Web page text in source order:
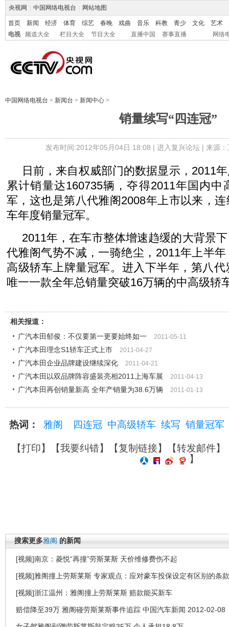
央视网 中国网络电视台 网站地图
首页 新闻 经济 体育 综艺 春晚 戏曲 音乐 科教 青少 文化
艺术
电视
频道大全 栏目大全 节目大全 直播中国 赛事直播 网络
中国网络电视台 > 新闻台 > 新闻中心 >
销量续写“四连冠”
发布时间:2012年05月04日 18:08 | 进入复兴论坛| 来源
日前，来自权威部门的数据显示，2011
累计销量达160735辆，夺得2011年国内
军，这也是第八代雅阁2008年上市以来，
车年度销量冠军。
2011年，在车市整体增速趋缓的大背景
代雅阁气势不减，一骑绝尘，2011年上半
高级轿车上牌量冠军。进入下半年，第八
唯一一款全年总销量突破16万辆的中高级轿
相关报道：
广汽本田郁俊：不仅要第一更要始终如一
2011-05-11
广汽本田理念S1轿车正式上市 2011-04-27
广汽本田企业品牌建设继续深化 2011-04-21
广汽本田以双品牌阵容盛装亮相2011上海车展 2011-04-13
广汽本田再创销量新高 全年产销量为38.6万辆 2011-01-13
热词： 雅阁 四连冠 中高级轿车 续写 销量冠军
【打印】【我要纠错】【复制链接】【转发邮件】
】
搜索更多雅阁 的新闻
[视频]南京：菱悦“再撞”劳斯莱斯 天价维修费伤不起
[视频]雅阁撞上劳斯莱斯 专家观点：应对豪车投保设定有区别的条款
[视频]浙江温州：雅阁撞上劳斯莱斯 赔款能买新车
赔偿降至39万 雅阁碰劳斯莱斯事件追踪 中国汽车新闻 2012-02-08